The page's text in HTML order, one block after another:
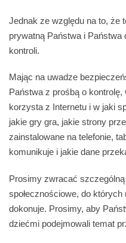
Jednak ze względu na to, że
prywatną Państwa i
kontroli.
Mając na uwadze
Państwa z prośbą o
korzysta z Internetu i w jaki
jakie gry gra, jakie strony
zainstalowane na telefonie,
komunikuje i jakie dane
Prosimy zwracać
społecznościowe, do
dokonuje. Prosimy, aby
dziećmi podejmowali temat